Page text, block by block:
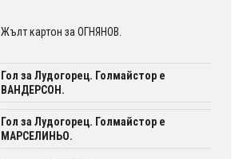
Жълт картон за ОГНЯНОВ.
Гол за Лудогорец. Голмайстор е
ВАНДЕРСОН.
Гол за Лудогорец. Голмайстор е
МАРСЕЛИНЬО.